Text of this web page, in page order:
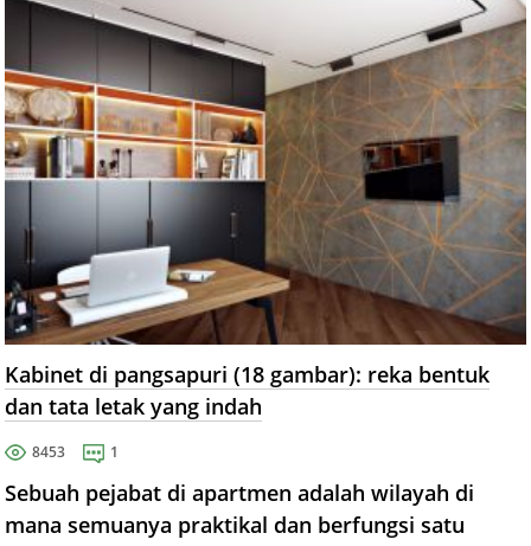
Kabinet di pangsapuri (18 gambar): reka bentuk
dan tata letak yang indah
8453 1
Sebuah pejabat di apartmen adalah wilayah di
mana semuanya praktikal dan berfungsi satu